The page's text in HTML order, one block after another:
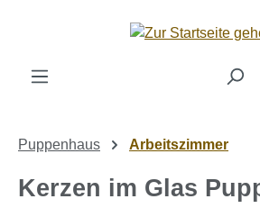
Zum Hauptinhalt springen
Puppenhaus Arbeitszimmer
Kerzen im Glas